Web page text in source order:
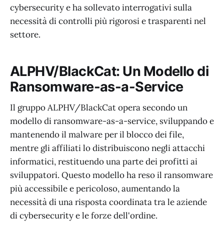
cybersecurity e ha sollevato interrogativi sulla
necessità di controlli più rigorosi e trasparenti nel
settore.
ALPHV/BlackCat: Un Modello di
Ransomware-as-a-Service
Il gruppo ALPHV/BlackCat opera secondo un
modello di ransomware-as-a-service, sviluppando e
mantenendo il malware per il blocco dei file,
mentre gli affiliati lo distribuiscono negli attacchi
informatici, restituendo una parte dei profitti ai
sviluppatori. Questo modello ha reso il ransomware
più accessibile e pericoloso, aumentando la
necessità di una risposta coordinata tra le aziende
di cybersecurity e le forze dell'ordine.